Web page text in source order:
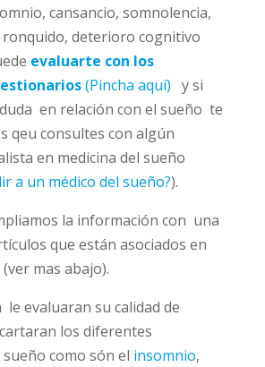
cansancio, somnolencia,
deterioro cognitivo
evaluarte con los
(Pincha aquí) y si
en relación con el sueño te
qeu consultes con algún
en medicina del sueño
a un médico del sueño?).
la información con una
que están asociados en
mas abajo).
le evaluaran su calidad de
los diferentes
como són el insomnio,